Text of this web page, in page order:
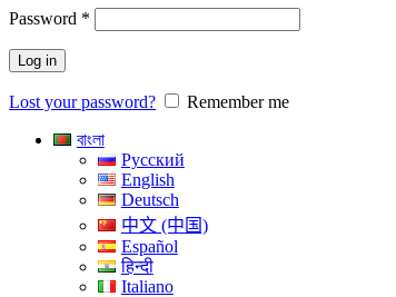
Password *
Log in
Lost your password?
Remember me
বাংলা
Русский
English
Deutsch
中文 (中国)
Español
हिन्दी
Italiano